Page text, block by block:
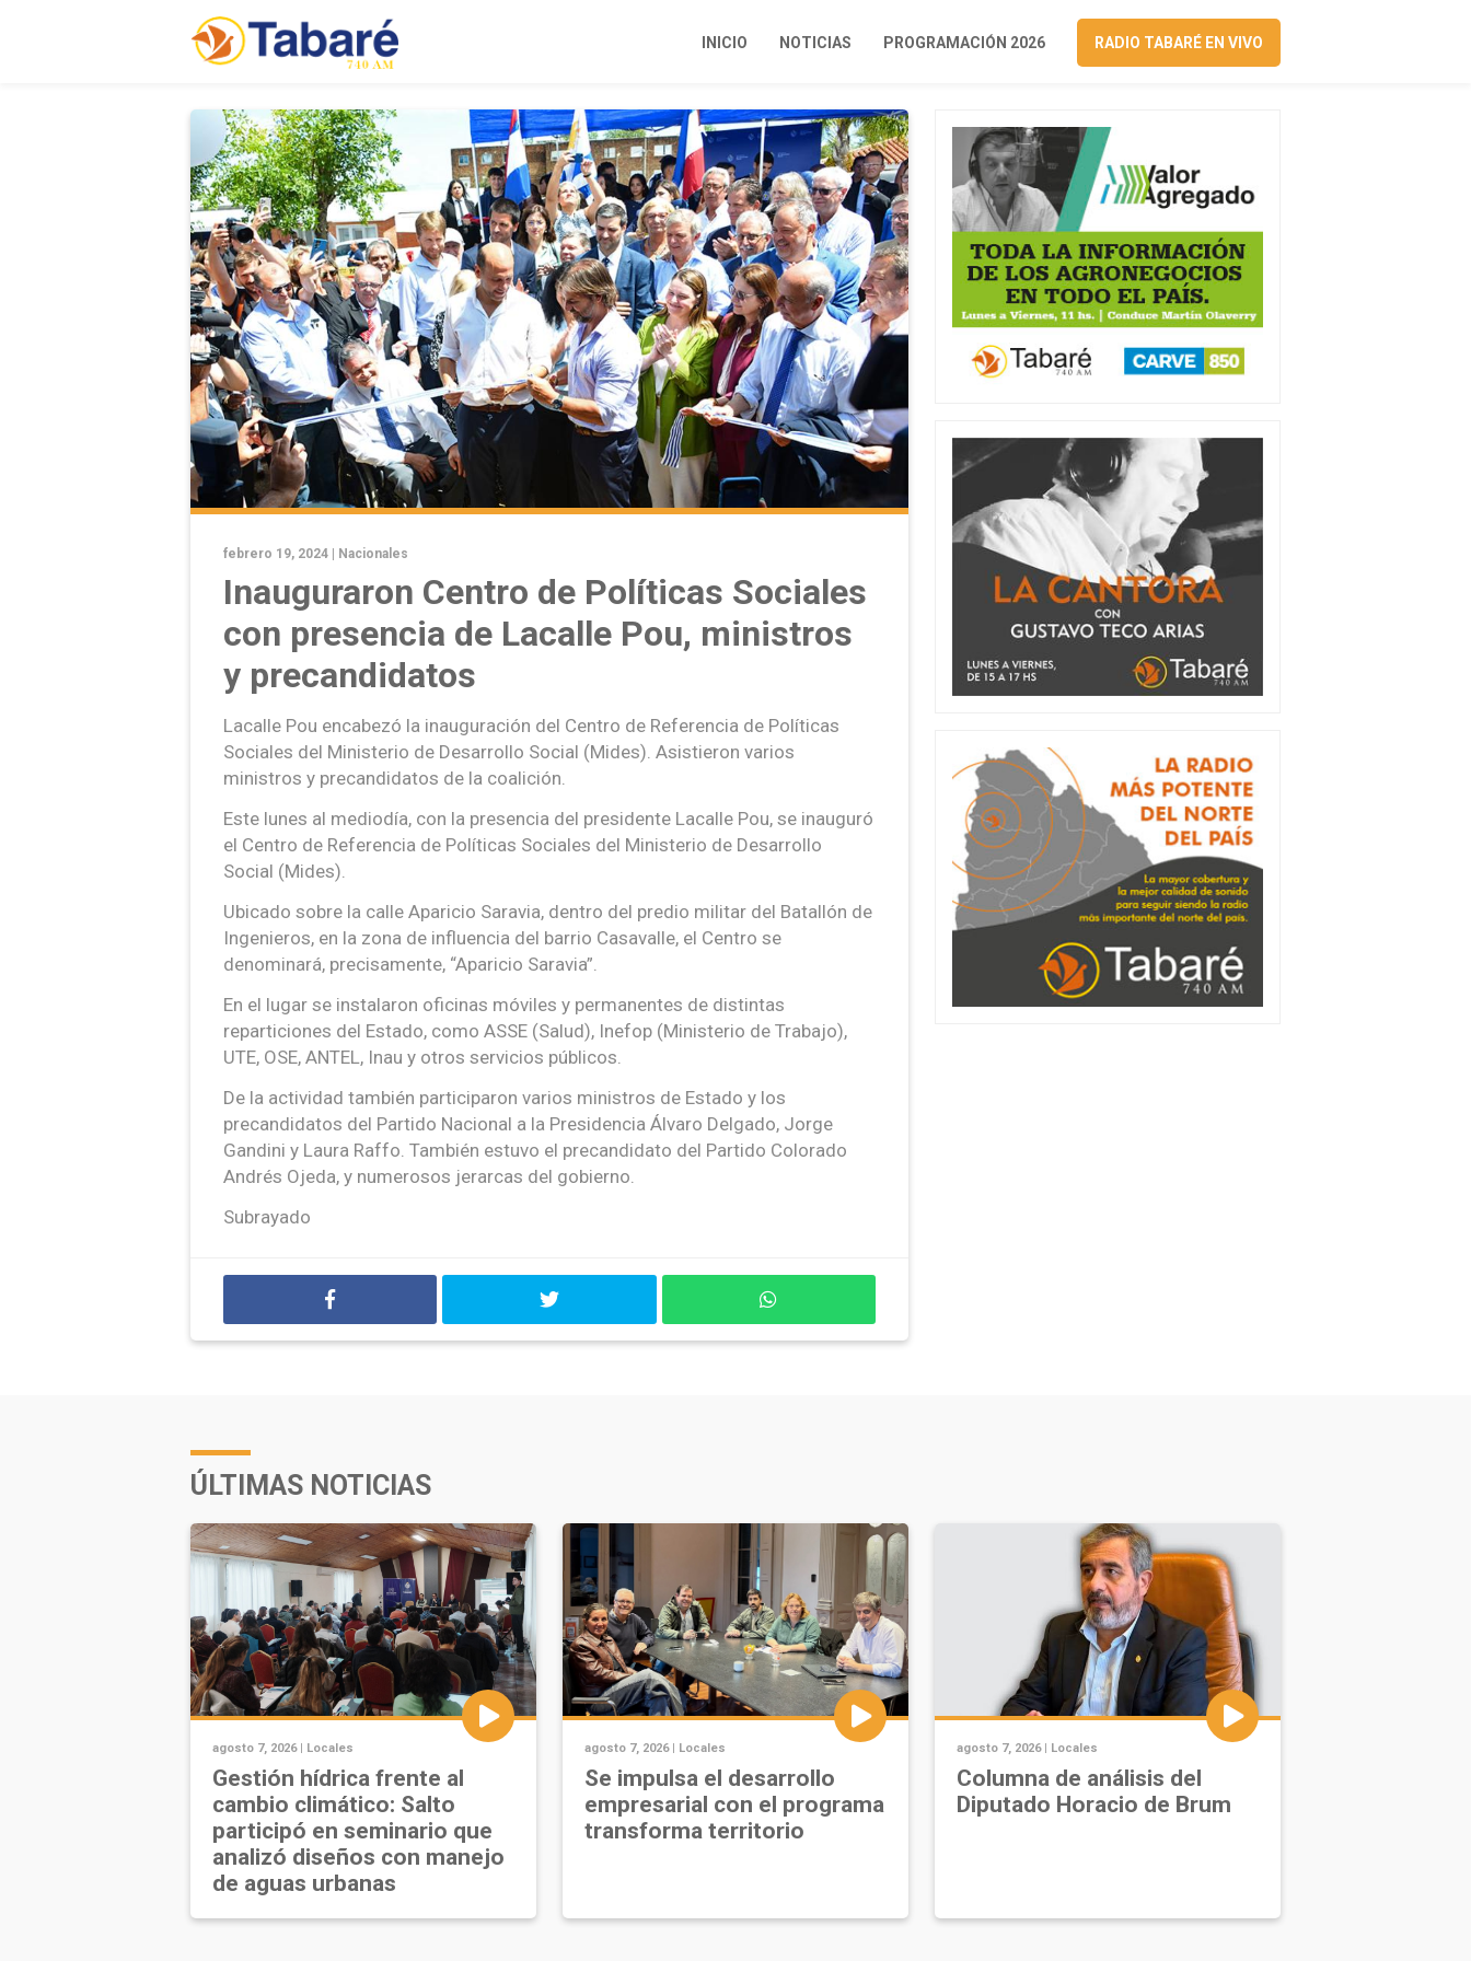
INICIO NOTICIAS PROGRAMACIÓN 2026 RADIO TABARÉ EN VIVO
febrero 19, 2024 | Nacionales
Inauguraron Centro de Políticas Sociales
con presencia de Lacalle Pou, ministros
y precandidatos
Lacalle Pou encabezó la inauguración del Centro de Referencia de Políticas
Sociales del Ministerio de Desarrollo Social (Mides). Asistieron varios
ministros y precandidatos de la coalición.
Este lunes al mediodía, con la presencia del presidente Lacalle Pou, se inauguró
el Centro de Referencia de Políticas Sociales del Ministerio de Desarrollo
Social (Mides).
Ubicado sobre la calle Aparicio Saravia, dentro del predio militar del Batallón de
Ingenieros, en la zona de influencia del barrio Casavalle, el Centro se
denominará, precisamente, “Aparicio Saravia”.
En el lugar se instalaron oficinas móviles y permanentes de distintas
reparticiones del Estado, como ASSE (Salud), Inefop (Ministerio de Trabajo),
UTE, OSE, ANTEL, Inau y otros servicios públicos.
De la actividad también participaron varios ministros de Estado y los
precandidatos del Partido Nacional a la Presidencia Álvaro Delgado, Jorge
Gandini y Laura Raffo. También estuvo el precandidato del Partido Colorado
Andrés Ojeda, y numerosos jerarcas del gobierno.
Subrayado
ÚLTIMAS NOTICIAS
agosto 7, 2026 | Locales
Gestión hídrica frente al
cambio climático: Salto
participó en seminario que
analizó diseños con manejo
de aguas urbanas
agosto 7, 2026 | Locales
Se impulsa el desarrollo
empresarial con el programa
transforma territorio
agosto 7, 2026 | Locales
Columna de análisis del
Diputado Horacio de Brum